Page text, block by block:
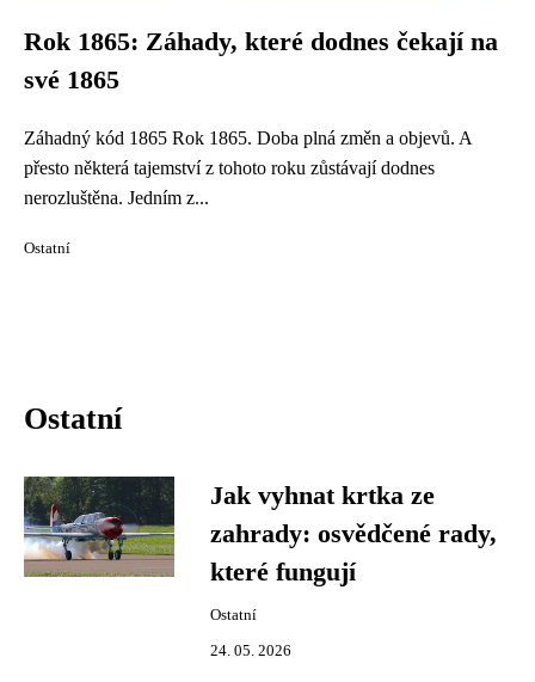
Rok 1865: Záhady, které dodnes čekají na
své 1865
Záhadný kód 1865 Rok 1865. Doba plná změn a objevů. A
přesto některá tajemství z tohoto roku zůstávají dodnes
nerozluštěna. Jedním z...
Ostatní
Ostatní
Jak vyhnat krtka ze
zahrady: osvědčené rady,
které fungují
Ostatní
24. 05. 2026